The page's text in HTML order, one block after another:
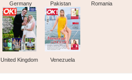
Germany Pakistan Romania
United Kingdom Venezuela